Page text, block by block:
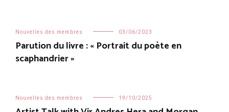
Nouvelles des membres 03/06/2023
Parution du livre : « Portrait du poète en
scaphandrier »
Nouvelles des membres 19/10/2025